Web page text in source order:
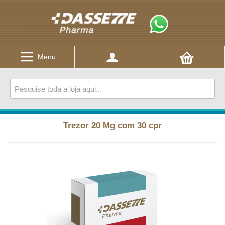
Menu
Trezor 20 Mg com 30 cpr